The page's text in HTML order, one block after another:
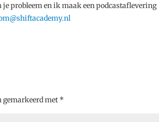
probleem en ik maak een podcastaflevering
gemarkeerd met *